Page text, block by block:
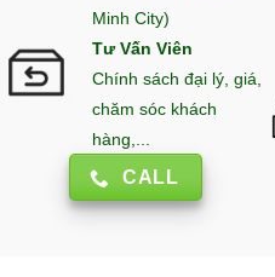
Minh City)
Tư Vấn Viên
Chính sách đại lý, giá,
chăm sóc khách
hàng,...
CALL